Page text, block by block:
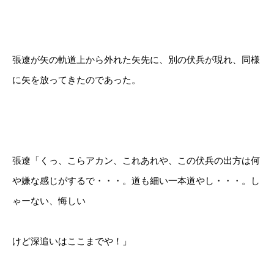
張遼が矢の軌道上から外れた矢先に、別の伏兵が現れ、同様
に矢を放ってきたのであった。
張遼「くっ、こらアカン、これあれや、この伏兵の出方は何
や嫌な感じがするで・・・。道も細い一本道やし・・・。し
ゃーない、悔しい
けど深追いはここまでや！」